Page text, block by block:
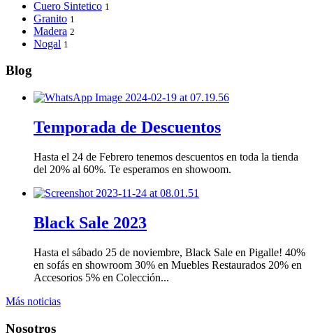
Cuero Sintetico 1
Granito 1
Madera 2
Nogal 1
Blog
Temporada de Descuentos
Hasta el 24 de Febrero tenemos descuentos en toda la tienda
del 20% al 60%. Te esperamos en showoom.
Black Sale 2023
Hasta el sábado 25 de noviembre, Black Sale en Pigalle! 40%
en sofás en showroom 30% en Muebles Restaurados 20% en
Accesorios 5% en Colección...
Más noticias
Nosotros